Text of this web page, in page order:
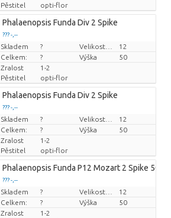
Pěstitel
opti-flor
Phalaenopsis Funda Div 2 Spike
??? -,--
Cena za kus
Skladem ?
12
Celkem:
? Výška
50
Zralost
1-2
Pěstitel
opti-flor
Phalaenopsis Funda Div 2 Spike
??? -,--
Cena za kus
Skladem ?
12
Celkem:
? Výška
50
Zralost
1-2
Pěstitel
opti-flor
Phalaenopsis Funda P12 Mozart 2 Spike 50
??? -,--
Cena za kus
Skladem ?
12
Celkem:
? Výška
50
Zralost
1-2